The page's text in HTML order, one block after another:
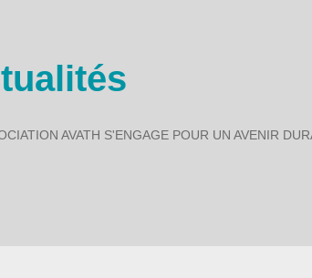
AVATH S'ENGAGE POUR UN AVENIR